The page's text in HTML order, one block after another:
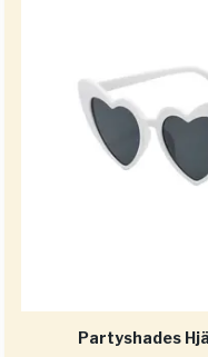
Partyshades